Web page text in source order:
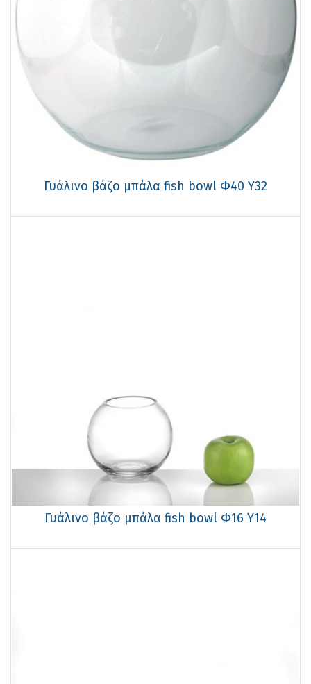
Γυάλινo βάζo μπάλα fish bowl Φ40 Υ32
Γυάλινo βάζo μπάλα fish bowl Φ16 Υ14